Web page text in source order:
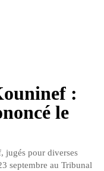
:
le
jugés pour diverses
septembre au Tribunal